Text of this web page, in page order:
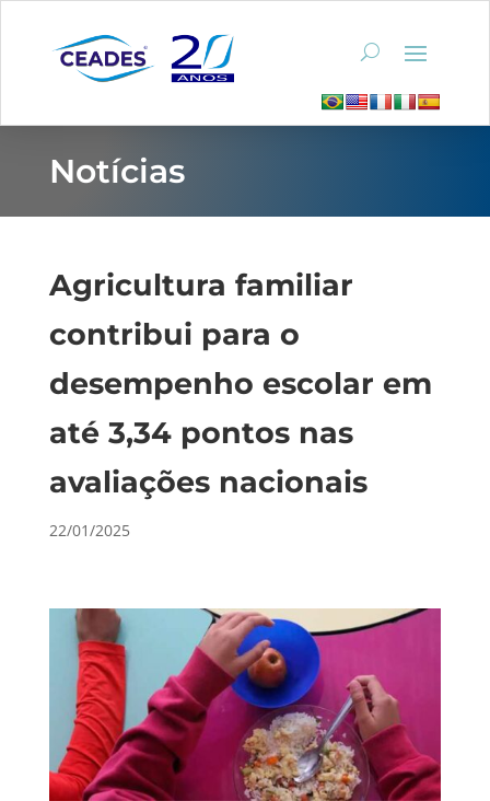
Notícias
Agricultura familiar
contribui para o
desempenho escolar em
até 3,34 pontos nas
avaliações nacionais
22/01/2025